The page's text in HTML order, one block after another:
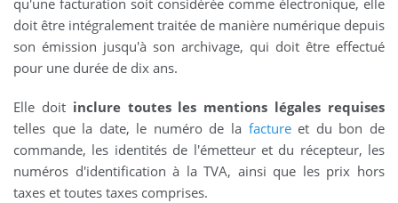
qu'une facturation soit considérée comme électronique, elle
doit être intégralement traitée de manière numérique depuis
son émission jusqu'à son archivage, qui doit être effectué
pour une durée de dix ans.
Elle doit inclure toutes les mentions légales requises
telles que la date, le numéro de la factureet du bon de
commande, les identités de l'émetteur et du récepteur, les
numéros d'identification à la TVA, ainsi que les prix hors
taxes et toutes taxes comprises.